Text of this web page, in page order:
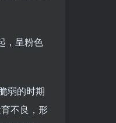
，呈粉色
弱的时期
不良，形